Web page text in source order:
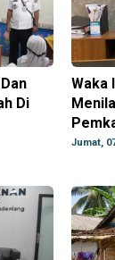
Di
Waka
Jumat,